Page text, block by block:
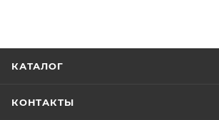
КАТАЛОГ
КОНТАКТЫ